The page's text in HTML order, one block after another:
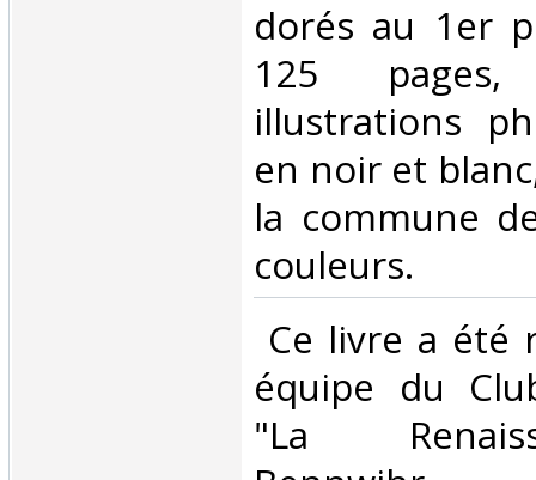
dorés au 1er
125 pages,
illustrations
en noir et
la commune
couleurs.‎
Ce livre a été
équipe du
"La